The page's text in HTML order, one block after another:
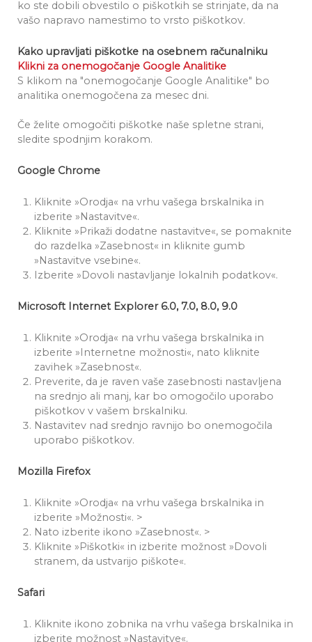
ko ste dobili obvestilo o piškotkih se strinjate, da na
vašo napravo namestimo to vrsto piškotkov.
Kako upravljati piškotke na osebnem računalniku
Klikni za onemogočanje Google Analitike
S klikom na "onemogočanje Google Analitike" bo
analitika onemogočena za mesec dni.
Če želite omogočiti piškotke naše spletne strani,
sledite spodnjim korakom.
Google Chrome
Kliknite »Orodja« na vrhu vašega brskalnika in
izberite »Nastavitve«.
Kliknite »Prikaži dodatne nastavitve«, se pomaknite
do razdelka »Zasebnost« in kliknite gumb
»Nastavitve vsebine«.
Izberite »Dovoli nastavljanje lokalnih podatkov«.
Microsoft Internet Explorer 6.0, 7.0, 8.0, 9.0
Kliknite »Orodja« na vrhu vašega brskalnika in
izberite »Internetne možnosti«, nato kliknite
zavihek »Zasebnost«.
Preverite, da je raven vaše zasebnosti nastavljena
na srednjo ali manj, kar bo omogočilo uporabo
piškotkov v vašem brskalniku.
Nastavitev nad srednjo ravnijo bo onemogočila
uporabo piškotkov.
Mozilla Firefox
Kliknite »Orodja« na vrhu vašega brskalnika in
izberite »Možnosti«. >
Nato izberite ikono »Zasebnost«. >
Kliknite »Piškotki« in izberite možnost »Dovoli
stranem, da ustvarijo piškote«.
Safari
Kliknite ikono zobnika na vrhu vašega brskalnika in
izberite možnost »Nastavitve«.